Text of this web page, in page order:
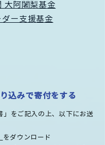
大阿闍梨基金
ー支援基金
込みで寄付をする
」をご記入の上、以下にお送
をダウンロード